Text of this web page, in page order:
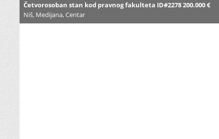
Četvorosoban stan kod pravnog fakulteta ID#2278 200.000 €
Niš, Medijana, Centar